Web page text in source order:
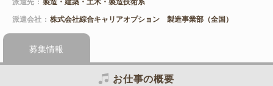
派遣会社
株式会社綜合キャリアオプション 製造事業部（全国）
募集情報
お仕事の概要